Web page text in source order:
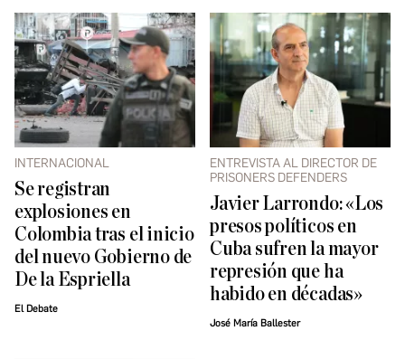
INTERNACIONAL
Se registran
explosiones en
Colombia tras el inicio
del nuevo Gobierno de
De la Espriella
El Debate
ENTREVISTA AL DIRECTOR DE
PRISONERS DEFENDERS
Javier Larrondo: «Los
presos políticos en
Cuba sufren la mayor
represión que ha
habido en décadas»
José María Ballester